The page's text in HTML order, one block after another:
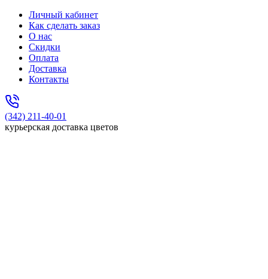
Личный кабинет
Как сделать заказ
О нас
Скидки
Оплата
Доставка
Контакты
(342) 211-40-01
курьерская доставка цветов